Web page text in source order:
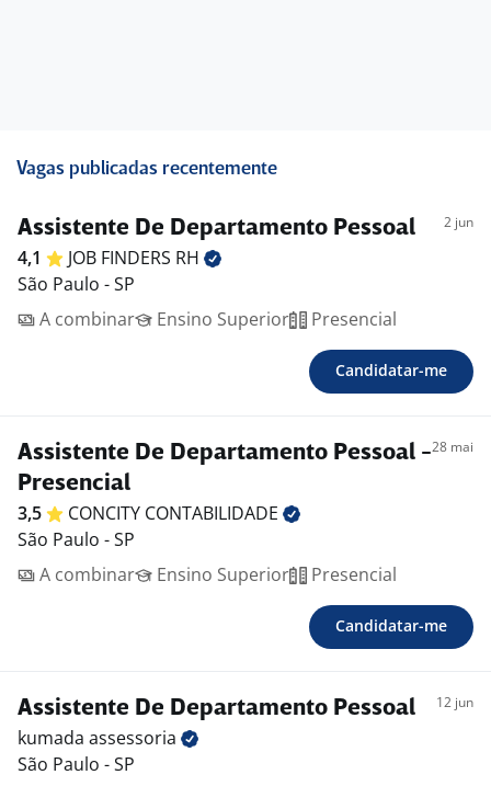
Vagas publicadas recentemente
Assistente De Departamento Pessoal 2 jun
4,1 JOB FINDERS RH
São Paulo - SP
A combinar
Ensino Superior Presencial
Candidatar-me
Assistente De Departamento Pessoal -
Presencial
28 mai
3,5 CONCITY CONTABILIDADE
São Paulo - SP
A combinar
Ensino Superior Presencial
Candidatar-me
Assistente De Departamento Pessoal 12 jun
kumada assessoria
São Paulo - SP